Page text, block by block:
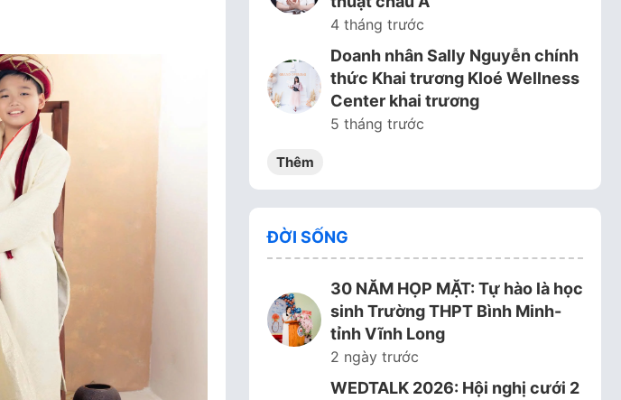
4 tháng trước
Doanh nhân Sally Nguyễn chính
thức Khai trương Kloé Wellness
Center khai trương
5 tháng trước
Thêm
ĐỜI SỐNG
30 NĂM HỌP MẶT: Tự hào là học
sinh Trường THPT Bình Minh-
tỉnh Vĩnh Long
2 ngày trước
WEDTALK 2026: Hội nghị cưới 2